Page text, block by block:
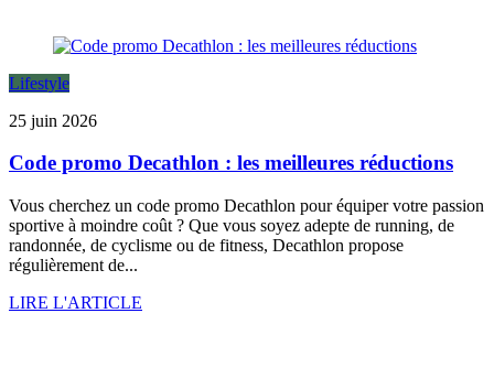
Lifestyle
25 juin 2026
Code promo Decathlon : les meilleures réductions
Vous cherchez un code promo Decathlon pour équiper votre passion
sportive à moindre coût ? Que vous soyez adepte de running, de
randonnée, de cyclisme ou de fitness, Decathlon propose
régulièrement de...
LIRE L'ARTICLE